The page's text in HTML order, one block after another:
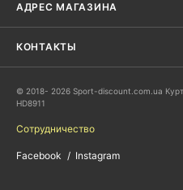
АДРЕС МАГАЗИНА
КОНТАКТЫ
© 2018- 2026 Sport-discount.com.ua
HD8911
Сотрудничество
Facebook Instagram